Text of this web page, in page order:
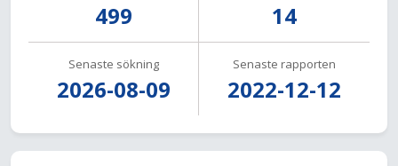
499 14
Senaste sökning
2026-08-09
Senaste rapporten
2022-12-12